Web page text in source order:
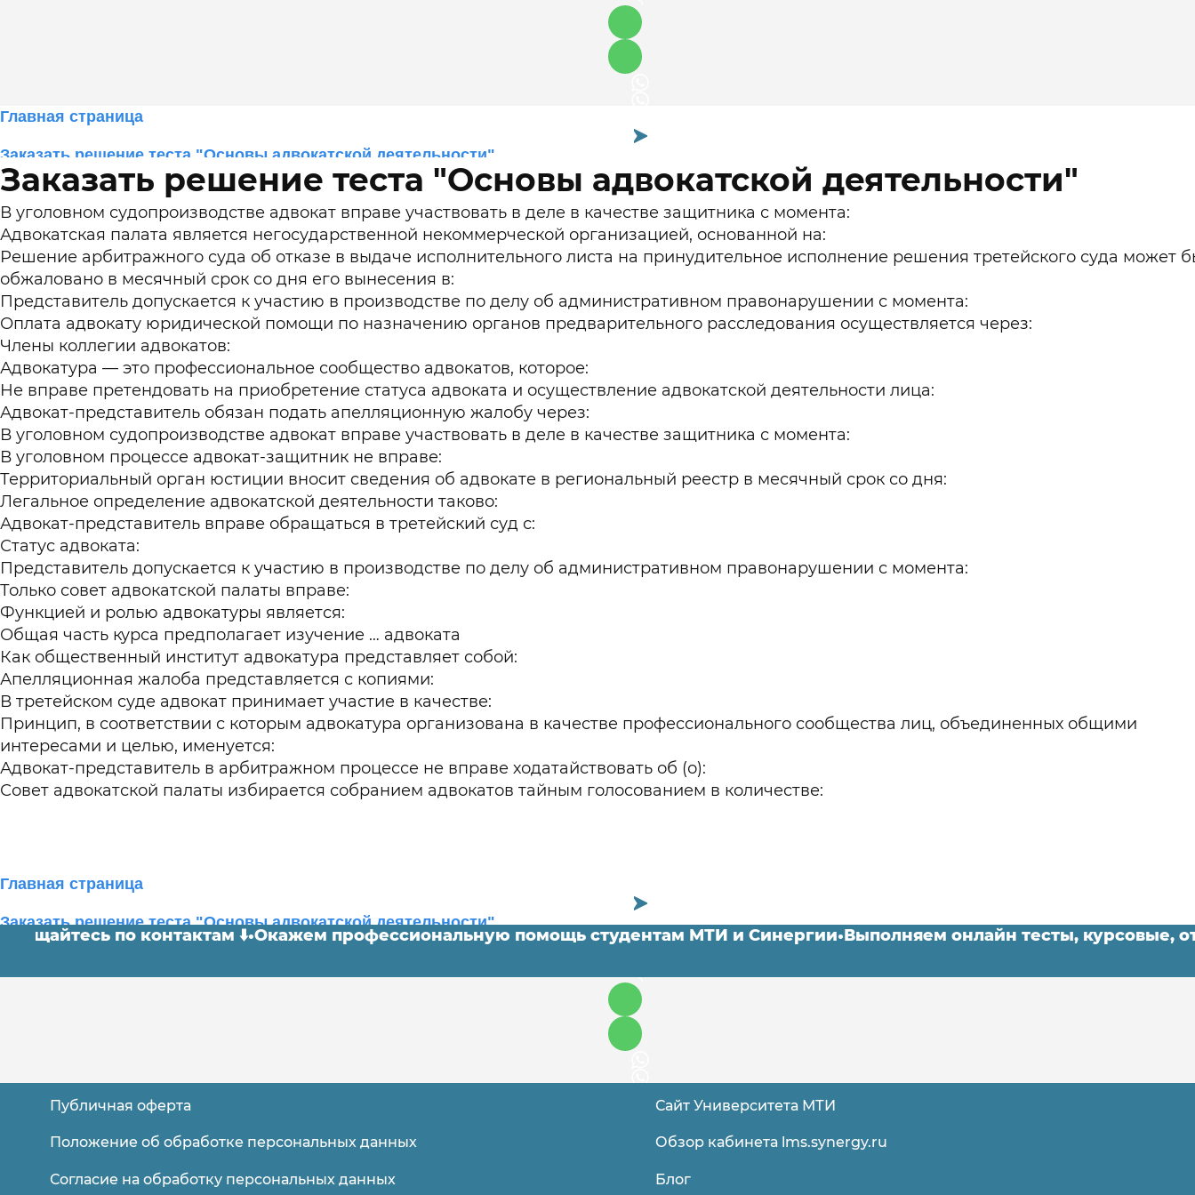
для студентов Синергии и МТИ
на портале lms.synergy.ru
Оставить заявку
Главная страница
Заказать решение теста "Основы адвокатской деятельности"
Заказать решение теста "Основы адвокатской деятельности"
В уголовном судопроизводстве адвокат вправе участвовать в деле в качестве защитника с момента:
Адвокатская палата является негосударственной некоммерческой организацией, основанной на:
Решение арбитражного суда об отказе в выдаче исполнительного листа на принудительное исполнение решения третейского суда может
обжаловано в месячный срок со дня его вынесения в:
Представитель допускается к участию в производстве по делу об административном правонарушении с момента:
Оплата адвокату юридической помощи по назначению органов предварительного расследования осуществляется через:
Члены коллегии адвокатов:
Адвокатура — это профессиональное сообщество адвокатов, которое:
Не вправе претендовать на приобретение статуса адвоката и осуществление адвокатской деятельности лица:
Адвокат-представитель обязан подать апелляционную жалобу через:
В уголовном судопроизводстве адвокат вправе участвовать в деле в качестве защитника с момента:
В уголовном процессе адвокат-защитник не вправе:
Территориальный орган юстиции вносит сведения об адвокате в региональный реестр в месячный срок со дня:
Легальное определение адвокатской деятельности таково:
Адвокат-представитель вправе обращаться в третейский суд с:
Статус адвоката:
Представитель допускается к участию в производстве по делу об административном правонарушении с момента:
Только совет адвокатской палаты вправе:
Функцией и ролью адвокатуры является:
Общая часть курса предполагает изучение … адвоката
Как общественный институт адвокатура представляет собой:
Апелляционная жалоба представляется с копиями:
В третейском суде адвокат принимает участие в качестве:
Принцип, в соответствии с которым адвокатура организована в качестве профессионального сообщества лиц, объединенных общими
интересами и целью, именуется:
Адвокат-представитель в арбитражном процессе не вправе ходатайствовать об (о):
Совет адвокатской палаты избирается собранием адвокатов тайным голосованием в количестве:
Главная страница
Заказать решение теста "Основы адвокатской деятельности"
по контактам ⬇️•Окажем профессиональную помощь студентам МТИ и Синергии•Выполняем онлайн тесты,
Помощь в прохождении онлайн тестов
для студентов Синергии и МТИ
на портале lms.synergy.ru
Публичная оферта
Положение об обработке персональных данных
Согласие на обработку персональных данных
Сайт Университета МТИ
Обзор кабинета lms.synergy.ru
Блог